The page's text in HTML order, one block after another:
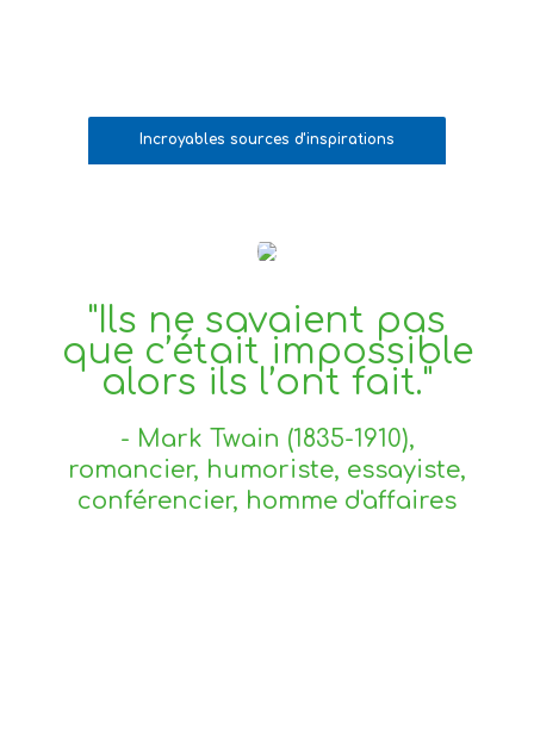
Incroyables sources d'inspirations
"Ils ne savaient pas
que c’était impossible
alors ils l’ont fait."
- Mark Twain (1835-1910),
romancier, humoriste, essayiste,
conférencier, homme d'affaires